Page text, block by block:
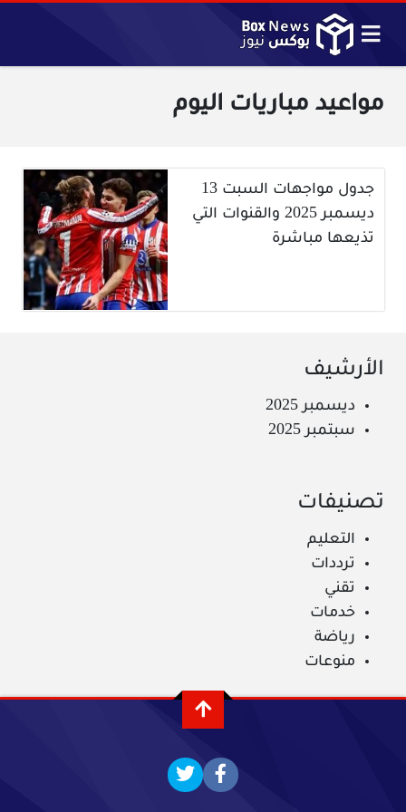
مواعيد مباريات اليوم
جدول مواجهات السبت 13
ديسمبر 2025 والقنوات التي
تذيعها مباشرة
الأرشيف
ديسمبر 2025
سبتمبر 2025
تصنيفات
التعليم
ترددات
تقني
خدمات
رياضة
منوعات